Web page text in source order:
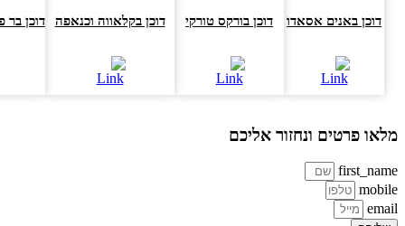
דוכן באנים אסאדו דוכן בורקס טורקי דוכן בקלאווה וכנאפה דוכן בר
פרטים ונחזור אליכם